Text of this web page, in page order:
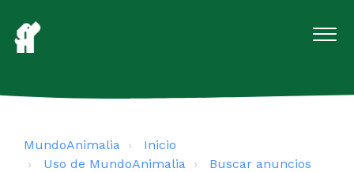
MundoAnimalia
Inicio
Uso de MundoAnimalia
Buscar anuncios